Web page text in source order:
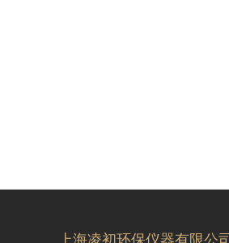
上海凌初环保仪器有限公司